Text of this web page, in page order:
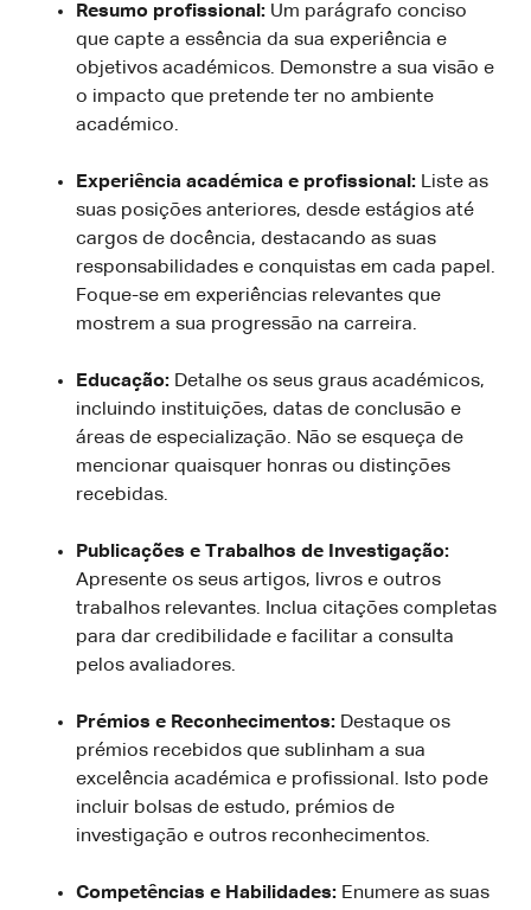
Resumo profissional: Um parágrafo conciso
que capte a essência da sua experiência e
objetivos académicos. Demonstre a sua visão e
o impacto que pretende ter no ambiente
académico.
Experiência académica e profissional: Liste as
suas posições anteriores, desde estágios até
cargos de docência, destacando as suas
responsabilidades e conquistas em cada papel.
Foque-se em experiências relevantes que
mostrem a sua progressão na carreira.
Educação: Detalhe os seus graus académicos,
incluindo instituições, datas de conclusão e
áreas de especialização. Não se esqueça de
mencionar quaisquer honras ou distinções
recebidas.
Publicações e Trabalhos de Investigação:
Apresente os seus artigos, livros e outros
trabalhos relevantes. Inclua citações completas
para dar credibilidade e facilitar a consulta
pelos avaliadores.
Prémios e Reconhecimentos: Destaque os
prémios recebidos que sublinham a sua
excelência académica e profissional. Isto pode
incluir bolsas de estudo, prémios de
investigação e outros reconhecimentos.
Competências e Habilidades: Enumere as suas